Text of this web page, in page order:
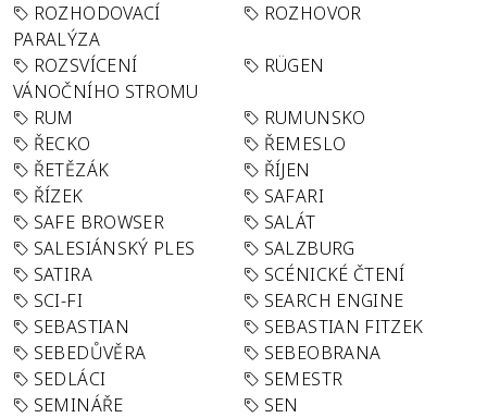
ROZHODOVACÍ
PARALÝZA
ROZHOVOR
ROZSVÍCENÍ
VÁNOČNÍHO STROMU
RÜGEN
RUM
RUMUNSKO
ŘECKO
ŘEMESLO
ŘETĚZÁK
ŘÍJEN
ŘÍZEK
SAFARI
SAFE BROWSER
SALÁT
SALESIÁNSKÝ PLES
SALZBURG
SATIRA
SCÉNICKÉ ČTENÍ
SCI-FI
SEARCH ENGINE
SEBASTIAN
SEBASTIAN FITZEK
SEBEDŮVĚRA
SEBEOBRANA
SEDLÁCI
SEMESTR
SEMINÁŘE
SEN